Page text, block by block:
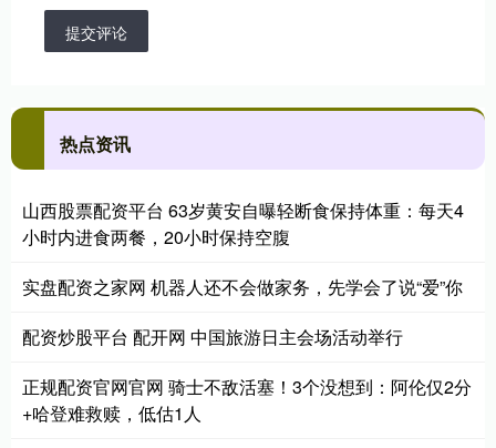
提交评论
热点资讯
山西股票配资平台 63岁黄安自曝轻断食保持体重：每天4
小时内进食两餐，20小时保持空腹
实盘配资之家网 机器人还不会做家务，先学会了说“爱”你
配资炒股平台 配开网 中国旅游日主会场活动举行
正规配资官网官网 骑士不敌活塞！3个没想到：阿伦仅2分
+哈登难救赎，低估1人